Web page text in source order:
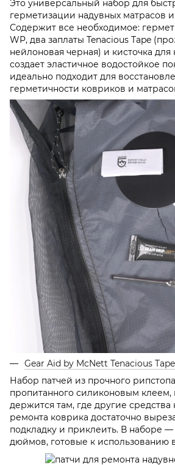
Это универсальный набор для
герметизации надувных матрасов
Содержит все необходимое:
WP, два заплаты Tenacious Tape
нейлоновая черная) и кисточка
создает эластичное водостойкое
идеально подходит для
герметичности ковриков и
Gear Aid by McNett Tenacious
Набор патчей из прочного
пропитанного силиконовым
держится там, где другие средства
ремонта коврика достаточно
подкладку и приклеить. В наборе —
дюймов, готовые к использованию